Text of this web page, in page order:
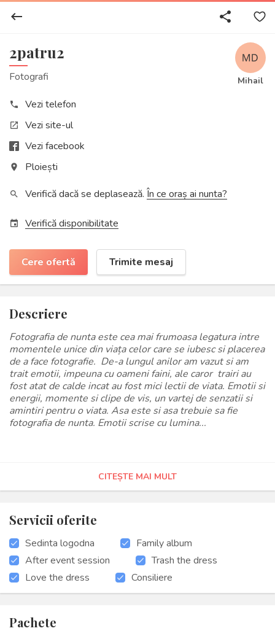
keyboard_backspace share
2patru2
Fotografi Mihail
phone Vezi telefon
open_in_new
Vezi site-ul
Vezi facebook
place Ploiești
search Verifică dacă se deplasează. În ce oraș ai nunta?
event Verifică disponibilitate
Cere ofertă Trimite mesaj
Descriere
Fotografia de nunta este cea mai frumoasa legatura intre
momentele unice din viața celor care se iubesc si placerea
de a face fotografie. De-a lungul anilor am vazut si am
trait emotii, impeuna cu oameni faini, ale caror trairi au
fost atat de calde incat au fost mici lectii de viata. Emotii si
energii, momente si clipe de vis, un vartej de senzatii si
amintiri pentru o viata. Asa este si asa trebuie sa fie
fotografia de nunta. Emotii scrise cu lumina...
CITEȘTE MAI MULT
Servicii oferite
Sedinta logodna
Family album
After event session
Trash the dress
Love the dress
Consiliere
Pachete